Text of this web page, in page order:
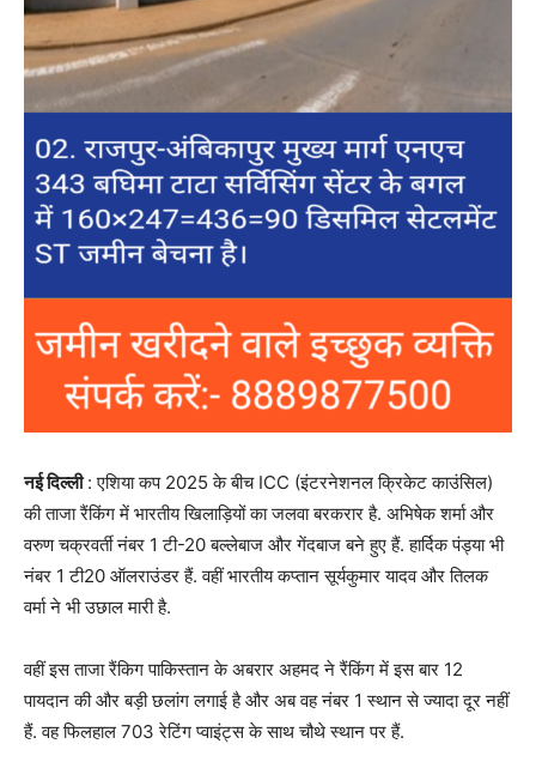
नई दिल्ली: एश‍िया कप 2025 के बीच ICC (इंटरनेशनल क्रिकेट काउंस‍िल)
की ताजा रैंकिंग में भारतीय ख‍िलाड़‍ियों का जलवा बरकरार है. अभ‍िषेक शर्मा और
वरुण चक्रवर्ती नंबर 1 टी-20 बल्लेबाज और गेंदबाज बने हुए हैं. हार्द‍िक पंड्या भी
नंबर 1 टी20 ऑलराउंडर हैं. वहीं भारतीय कप्तान सूर्यकुमार यादव और त‍िलक
वर्मा ने भी उछाल मारी है.
वहीं इस ताजा रैंकिग पाकिस्तान के अबरार अहमद ने रैंकिंग में इस बार 12
पायदान की और बड़ी छलांग लगाई है और अब वह नंबर 1 स्थान से ज्यादा दूर नहीं
हैं. वह फिलहाल 703 रेटिंग प्वाइंट्स के साथ चौथे स्थान पर हैं.